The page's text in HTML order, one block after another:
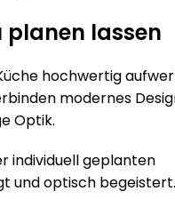
lassen
hochwertig
modernes
Optik.
individuell geplanten
und optisch begeistert.